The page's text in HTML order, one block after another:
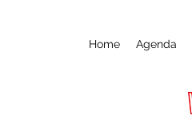
Home Agenda